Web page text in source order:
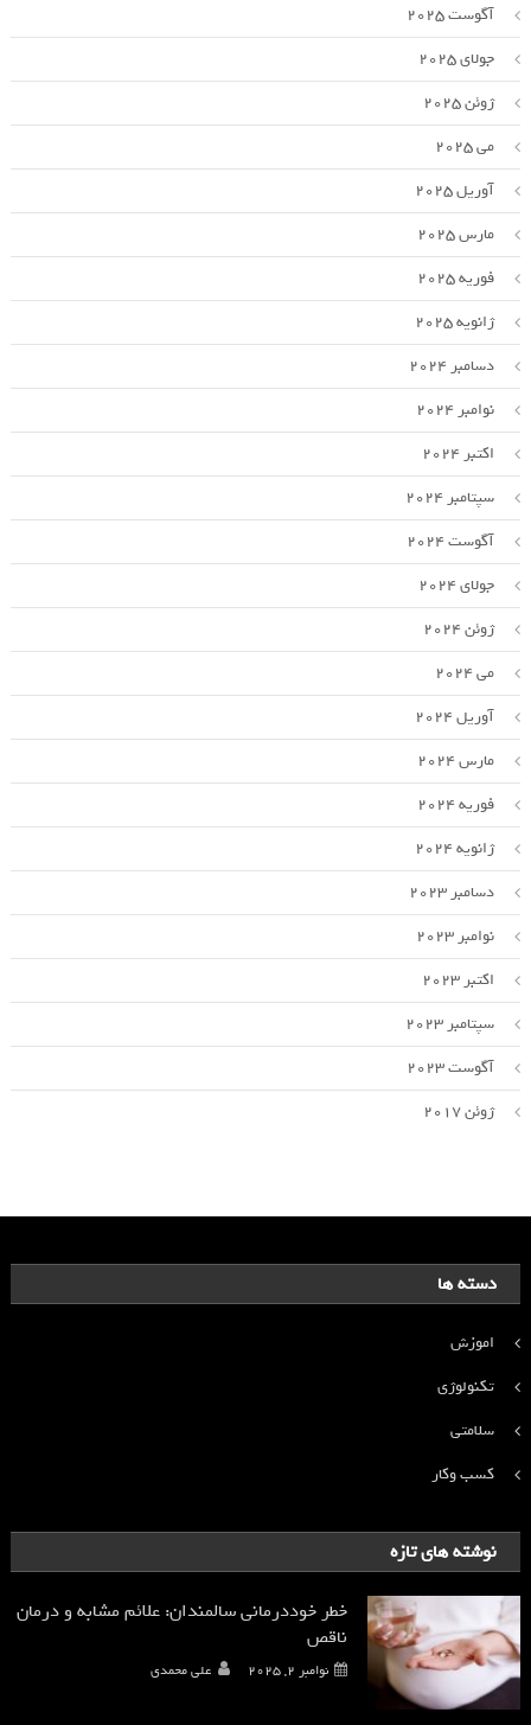
آگوست 2025
جولای 2025
ژوئن 2025
می 2025
آوریل 2025
مارس 2025
فوریه 2025
ژانویه 2025
دسامبر 2024
نوامبر 2024
اکتبر 2024
سپتامبر 2024
آگوست 2024
جولای 2024
ژوئن 2024
می 2024
آوریل 2024
مارس 2024
فوریه 2024
ژانویه 2024
دسامبر 2023
نوامبر 2023
اکتبر 2023
سپتامبر 2023
آگوست 2023
ژوئن 2017
دسته ها
اموزش
تکنولوژی
سلامتی
کسب وکار
نوشته های تازه
خطر خوددرمانی سالمندان: علائم مشابه و درمان
ناقص
نوامبر 2, 2025 علی محمدی